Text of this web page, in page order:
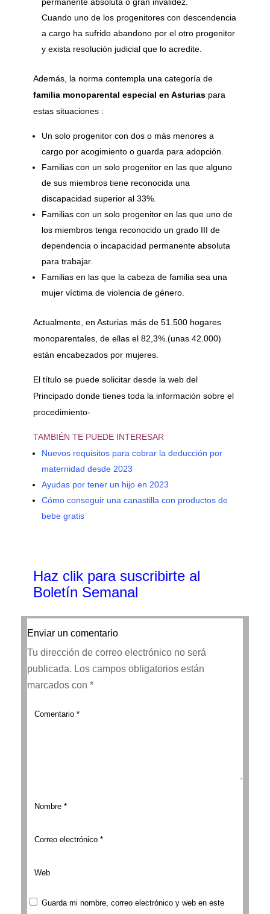
Cuando uno de los progenitores con descendencia
a cargo ha sufrido abandono por el otro progenitor
y exista resolución judicial que lo acredite.
Además, la norma contempla una categoría de
familia monoparental especial en Asturias para
estas situaciones :
Un solo progenitor con dos o más menores a
cargo por acogimiento o guarda para adopción.
Familias con un solo progenitor en las que alguno
de sus miembros tiene reconocida una
discapacidad superior al 33%.
Familias con un solo progenitor en las que uno de
los miembros tenga reconocido un grado III de
dependencia o incapacidad permanente absoluta
para trabajar.
Familias en las que la cabeza de familia sea una
mujer víctima de violencia de género.
Actualmente, en Asturias más de 51.500 hogares
monoparentales, de ellas el 82,3%.(unas 42.000)
están encabezados por mujeres.
El título se puede solicitar desde la web del
Principado donde tienes toda la información sobre el
procedimiento-
TAMBIÉN TE PUEDE INTERESAR
Nuevos requisitos para cobrar la deducción por
maternidad desde 2023
Ayudas por tener un hijo en 2023
Cómo conseguir una canastilla con productos de
bebe gratis
Haz clik para suscribirte al
Boletín Semanal
Enviar un comentario
Tu dirección de correo electrónico no será
publicada. Los campos obligatorios están
marcados con *
Guarda mi nombre, correo electrónico y web en este